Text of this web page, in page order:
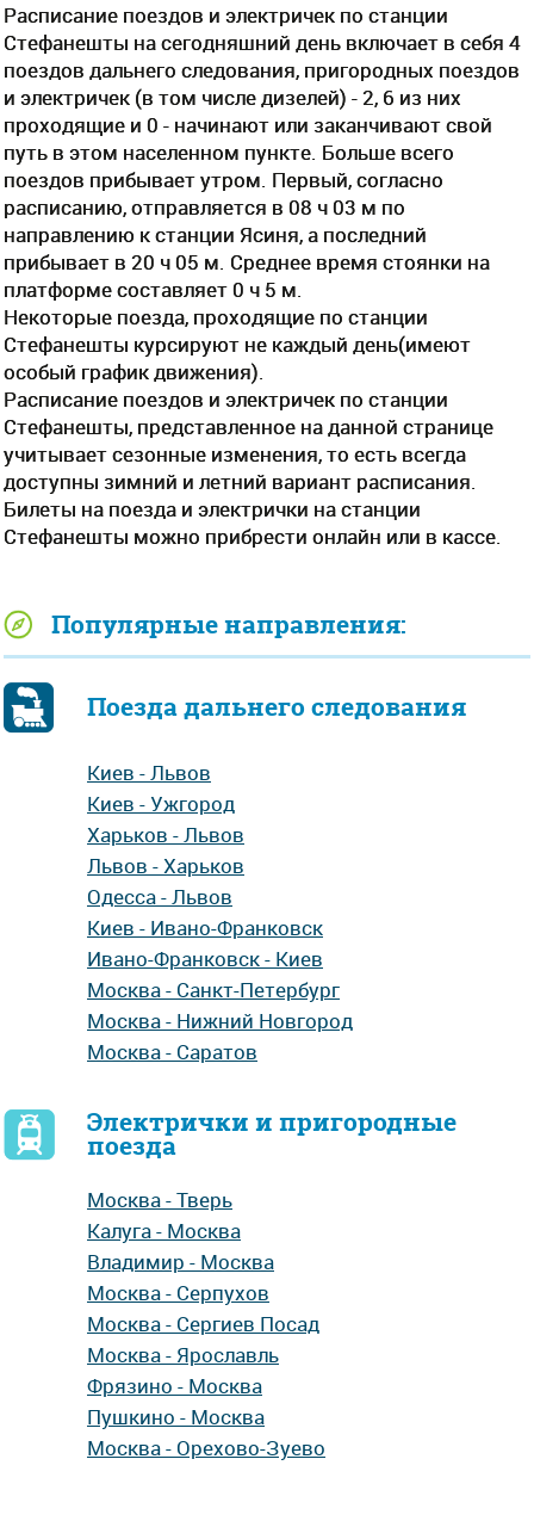
Расписание поездов и электричек по станции
Стефанешты на сегодняшний день включает в себя 4
поездов дальнего следования, пригородных поездов
и электричек (в том числе дизелей) - 2, 6 из них
проходящие и 0 - начинают или заканчивают свой
путь в этом населенном пункте. Больше всего
поездов прибывает утром. Первый, согласно
расписанию, отправляется в 08 ч 03 м по
направлению к станции Ясиня, а последний
прибывает в 20 ч 05 м. Среднее время стоянки на
платформе составляет 0 ч 5 м.
Некоторые поезда, проходящие по станции
Стефанешты курсируют не каждый день(имеют
особый график движения).
Расписание поездов и электричек по станции
Стефанешты, представленное на данной странице
учитывает сезонные изменения, то есть всегда
доступны зимний и летний вариант расписания.
Билеты на поезда и электрички на станции
Стефанешты можно прибрести онлайн или в кассе.
Популярные направления:
Поезда дальнего следования
Киев - Львов
Киев - Ужгород
Харьков - Львов
Львов - Харьков
Одесса - Львов
Киев - Ивано-Франковск
Ивано-Франковск - Киев
Москва - Санкт-Петербург
Москва - Нижний Новгород
Москва - Саратов
Электрички и пригородные
поезда
Москва - Тверь
Калуга - Москва
Владимир - Москва
Москва - Серпухов
Москва - Сергиев Посад
Москва - Ярославль
Фрязино - Москва
Пушкино - Москва
Москва - Орехово-Зуево